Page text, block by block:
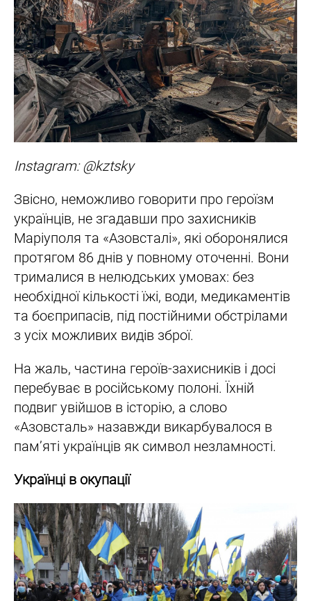
Instagram: @kztsky
Звісно, неможливо говорити про героїзм
українців, не згадавши про захисників
Маріуполя та «Азовсталі», які оборонялися
протягом 86 днів у повному оточенні. Вони
трималися в нелюдських умовах: без
необхідної кількості їжі, води, медикаментів
та боєприпасів, під постійними обстрілами
з усіх можливих видів зброї.
На жаль, частина героїв-захисників і досі
перебуває в російському полоні. Їхній
подвиг увійшов в історію, а слово
«Азовсталь» назавжди викарбувалося в
пам’яті українців як символ незламності.
Українці в окупації